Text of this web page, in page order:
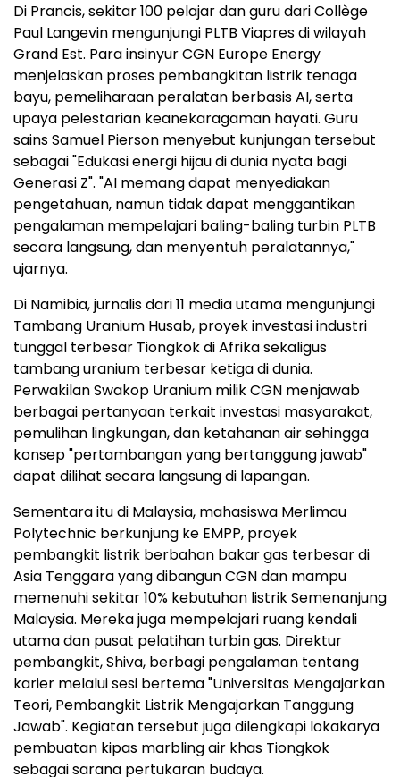
Di Prancis, sekitar 100 pelajar dan guru dari Collège
Paul Langevin mengunjungi PLTB Viapres di wilayah
Grand Est. Para insinyur CGN Europe Energy
menjelaskan proses pembangkitan listrik tenaga
bayu, pemeliharaan peralatan berbasis AI, serta
upaya pelestarian keanekaragaman hayati. Guru
sains Samuel Pierson menyebut kunjungan tersebut
sebagai "Edukasi energi hijau di dunia nyata bagi
Generasi Z". "AI memang dapat menyediakan
pengetahuan, namun tidak dapat menggantikan
pengalaman mempelajari baling-baling turbin PLTB
secara langsung, dan menyentuh peralatannya,"
ujarnya.
Di Namibia, jurnalis dari 11 media utama mengunjungi
Tambang Uranium Husab, proyek investasi industri
tunggal terbesar Tiongkok di Afrika sekaligus
tambang uranium terbesar ketiga di dunia.
Perwakilan Swakop Uranium milik CGN menjawab
berbagai pertanyaan terkait investasi masyarakat,
pemulihan lingkungan, dan ketahanan air sehingga
konsep "pertambangan yang bertanggung jawab"
dapat dilihat secara langsung di lapangan.
Sementara itu di Malaysia, mahasiswa Merlimau
Polytechnic berkunjung ke EMPP, proyek
pembangkit listrik berbahan bakar gas terbesar di
Asia Tenggara yang dibangun CGN dan mampu
memenuhi sekitar 10% kebutuhan listrik Semenanjung
Malaysia. Mereka juga mempelajari ruang kendali
utama dan pusat pelatihan turbin gas. Direktur
pembangkit, Shiva, berbagi pengalaman tentang
karier melalui sesi bertema "Universitas Mengajarkan
Teori, Pembangkit Listrik Mengajarkan Tanggung
Jawab". Kegiatan tersebut juga dilengkapi lokakarya
pembuatan kipas marbling air khas Tiongkok
sebagai sarana pertukaran budaya.